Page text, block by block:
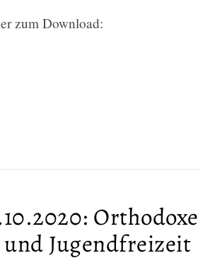
zum Download:
Orthodoxe
Jugendfreizeit